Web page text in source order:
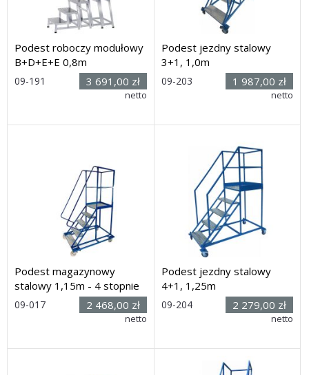
Podest roboczy modułowy
B+D+E+E 0,8m
09-191 3 691,00 zł
netto
Podest jezdny stalowy
3+1, 1,0m
09-203 1 987,00 zł
netto
Podest magazynowy
stalowy 1,15m - 4 stopnie
09-017 2 468,00 zł
netto
Podest jezdny stalowy
4+1, 1,25m
09-204 2 279,00 zł
netto